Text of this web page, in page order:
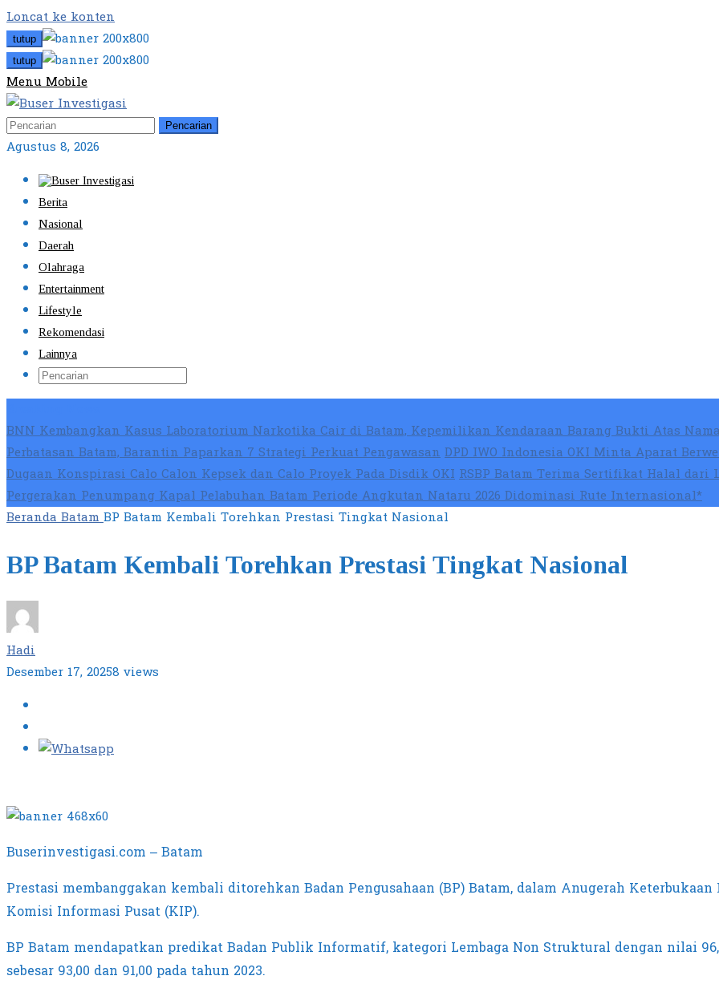
Loncat ke konten
tutup
tutup
Menu Mobile
Pencarian
Agustus 8, 2026
Berita
Nasional
Daerah
Olahraga
Entertainment
Lifestyle
Rekomendasi
Lainnya
BNN Kembangkan Kasus Laboratorium Narkotika Cair di Batam, Kepemilikan Kendaraan Barang Bukti Atas
Perbatasan Batam, Barantin Paparkan 7 Strategi Perkuat PengawasanDPD IWO Indonesia OKI Minta Aparat
Dugaan Konspirasi Calo Calon Kepsek dan Calo Proyek Pada Disdik OKIRSBP Batam Terima Sertifikat Halal
Pergerakan Penumpang Kapal Pelabuhan Batam Periode Angkutan Nataru 2026 Didominasi Rute Internasional*
BerandaBatamBP Batam Kembali Torehkan Prestasi Tingkat Nasional
BP Batam Kembali Torehkan Prestasi Tingkat Nasional
Hadi
Desember 17, 20258 views
Buserinvestigasi.com – Batam
Prestasi membanggakan kembali ditorehkan Badan Pengusahaan (BP) Batam, dalam Anugerah
Komisi Informasi Pusat (KIP).
BP Batam mendapatkan predikat Badan Publik Informatif, kategori Lembaga Non Struktural dengan nilai
sebesar 93,00 dan 91,00 pada tahun 2023.